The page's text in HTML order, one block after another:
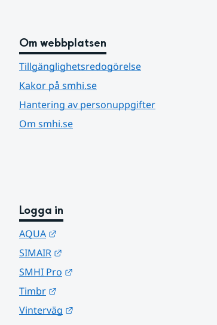
Om webbplatsen
Tillgänglighetsredogörelse
Kakor på smhi.se
Hantering av personuppgifter
Om smhi.se
Logga in
AQUA
SIMAIR
SMHI Pro
Timbr
Vinterväg